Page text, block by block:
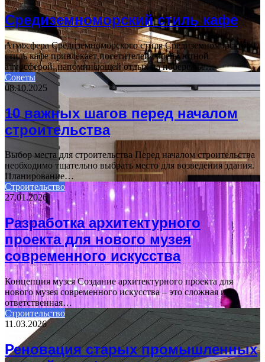
Средиземноморский стиль кафе
Атмосфера Средиземноморского стиля Средиземноморский
стиль кафе привлекает посетителей своей уютной
атмосферой, напоминающей отдых на побережье…
Советы
08.10.2025
10 важных шагов перед началом
строительства
Выбор места для строительства Перед началом строительства
необходимо тщательно выбрать место для возведения здания.
Планирование…
Строительство
27.01.2026
Разработка архитектурного
проекта для нового музея
современного искусства
Концепция музея Создание архитектурного проекта для
нового музея современного искусства – это сложная и
ответственная…
Строительство
11.03.2026
Реновация старых промышленных